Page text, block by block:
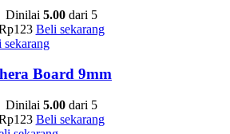
Dinilai 5.00dari 5
123 Beli sekarang
sekarang
Board 9mm
Dinilai 5.00dari 5
123 Beli sekarang